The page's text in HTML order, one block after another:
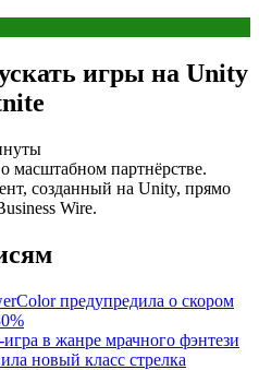
игры на Unity
масштабном партнёрстве.
созданный на Unity, прямо
Wire.
предупредила о скором
в жанре мрачного фэнтези
новый класс стрелка